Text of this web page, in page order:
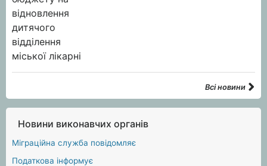
Всі новини
Новини виконавчих органів
Міграційна служба повідомляє
Податкова інформує